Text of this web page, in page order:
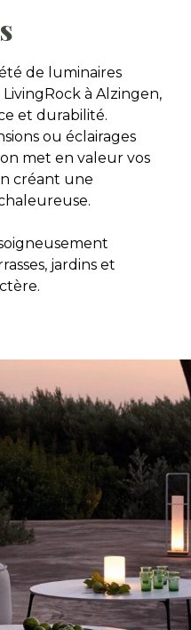
de luminaires
à Alzingen,
et durabilité.
ou éclairages
met en valeur vos
créant une
jardins et